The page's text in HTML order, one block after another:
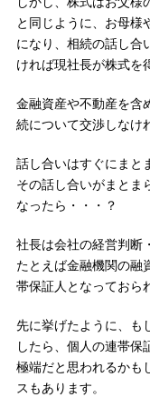
と同じように、お母様
になり、相続の話し合
ければ現社長が株式を
金融資産や不動産を含
続について交渉しなけ
話し合いはすぐにまと
その話し合いがまとま
なったら・・・？
社長は会社の経営判断
たとえば金融機関の融
帯保証人となっておら
先に挙げたように、も
したら、個人の連帯保
極端だと思われるかも
スもあります。